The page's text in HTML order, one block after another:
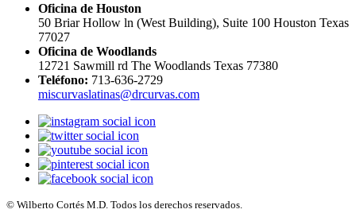
Oficina de Houston
50 Briar Hollow ln (West Building), Suite 100 Houston Texas
77027
Oficina de Woodlands
12721 Sawmill rd The Woodlands Texas 77380
Teléfono: 713-636-2729
miscurvaslatinas@drcurvas.com
© Wilberto Cortés M.D. Todos los derechos reservados.